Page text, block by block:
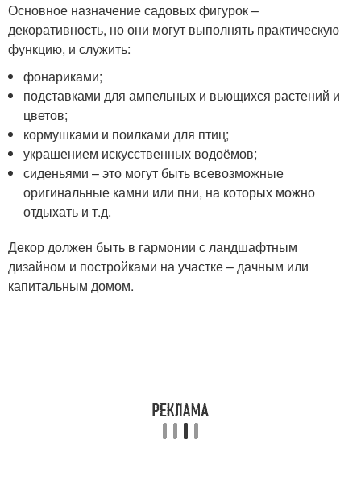
Основное назначение садовых фигурок –
декоративность, но они могут выполнять практическую
функцию, и служить:
фонариками;
подставками для ампельных и вьющихся растений и
цветов;
кормушками и поилками для птиц;
украшением искусственных водоёмов;
сиденьями – это могут быть всевозможные
оригинальные камни или пни, на которых можно
отдыхать и т.д.
Декор должен быть в гармонии с ландшафтным
дизайном и постройками на участке – дачным или
капитальным домом.